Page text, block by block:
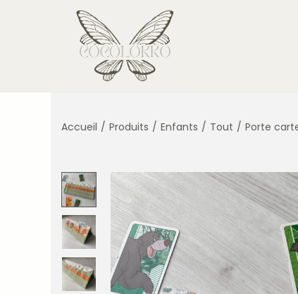
Accueil / Produits / Enfants / Tout / Porte